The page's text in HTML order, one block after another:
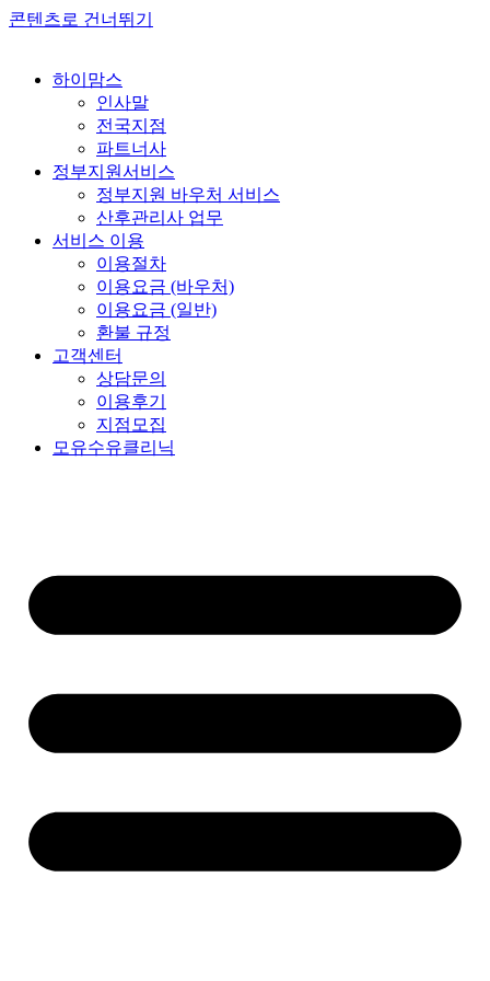
콘텐츠로 건너뛰기
하이맘스
인사말
전국지점
파트너사
정부지원서비스
정부지원 바우처 서비스
산후관리사 업무
서비스 이용
이용절차
이용요금 (바우처)
이용요금 (일반)
환불 규정
고객센터
상담문의
이용후기
지점모집
모유수유클리닉